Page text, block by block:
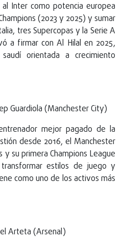
Inter como potencia europea
(2023 y 2025) y sumar
tres Supercopas y la Serie A
a firmar con Al Hilal en 2025,
orientada a crecimiento
Guardiola (Manchester City)
mejor pagado de la
desde 2016, el Manchester
y su primera Champions League
estilos de juego y
como uno de los activos más
Arteta (Arsenal)